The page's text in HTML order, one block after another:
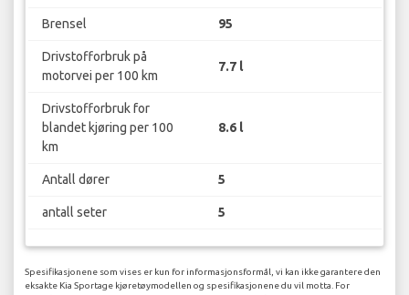
Brensel 95
Drivstofforbruk på
motorvei per 100 km
7.7 l
Drivstofforbruk for
blandet kjøring per 100
km
8.6 l
Antall dører 5
antall seter 5
Spesifikasjonene som vises er kun for informasjonsformål, vi kan ikke garantere den
eksakte Kia Sportage kjøretøymodellen og spesifikasjonene du vil motta. For